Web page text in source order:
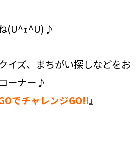
(U^ｪ^U)♪
イズ、まちがい探しなどをお
ーナー♪
でチャレンジGO!!』